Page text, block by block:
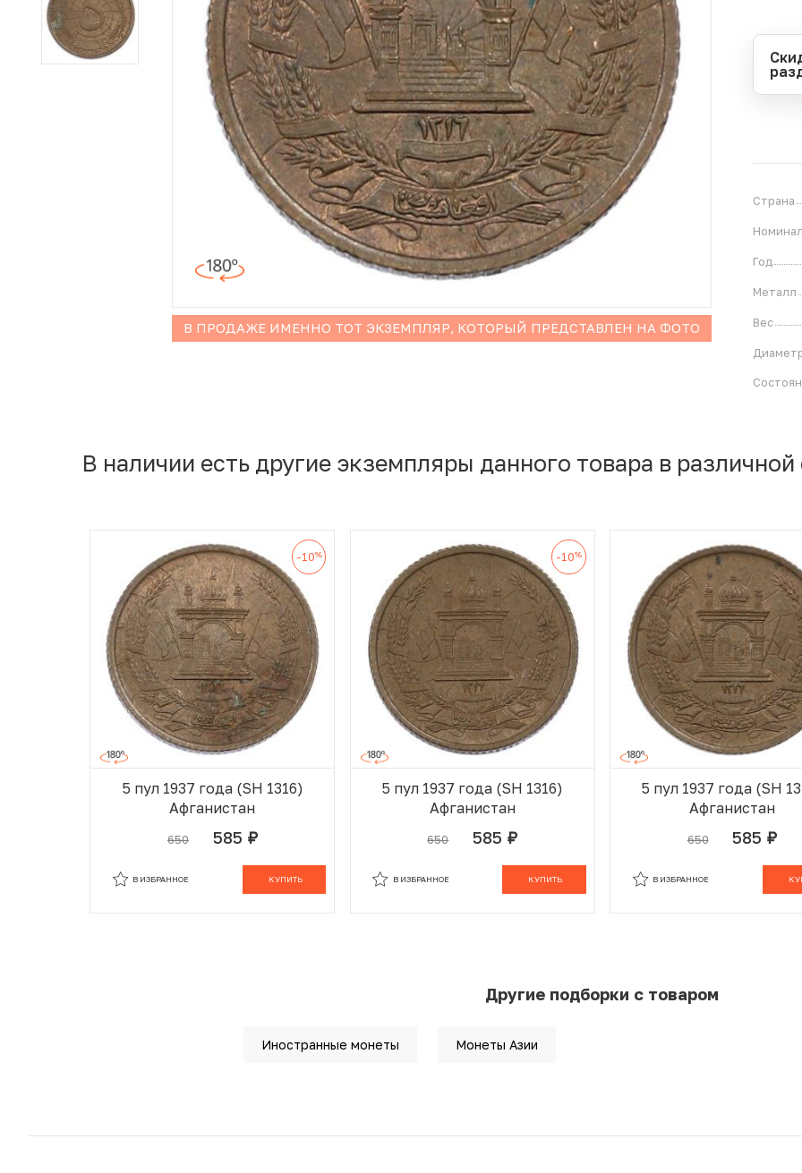
Иностранные монеты
Неофициальные выпуски монет (Unusual)
Античные и средневековые монеты
В ПРОДАЖЕ ИМЕННО ТОТ ЭКЗЕМПЛЯР, КОТОРЫЙ ПРЕДСТАВЛЕН НА ФОТО
Страна
Номинал
Год
Металл
Вес
В наличии есть другие экземпляры данного товара в различной
-10%
5 пул 1937 года (SH 1316)
Афганистан
650 585 руб.
КУПИТЬ
В ИЗБРАННОЕ
-10%
5 пул 1937 года (SH 1316)
Афганистан
650 585 руб.
КУПИТЬ
В ИЗБРАННОЕ
5 пул 1937 года (SH
Афганистан
650 585 руб.
В ИЗБРАННОЕ
Другие подборки с товаром
Иностранные монеты Монеты Азии